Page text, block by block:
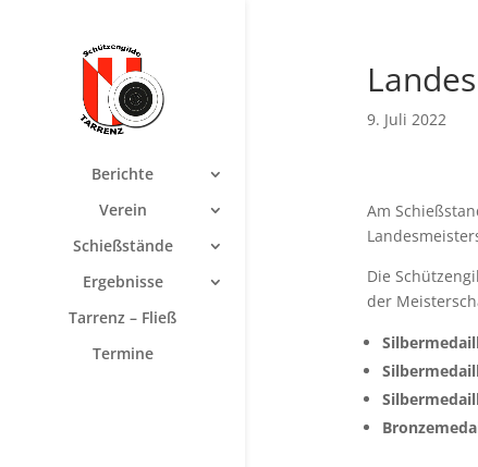
Berichte
Verein
Schießstände
Ergebnisse
Tarrenz – Fließ
Termine
9. Juli 2022
Am
Die
der